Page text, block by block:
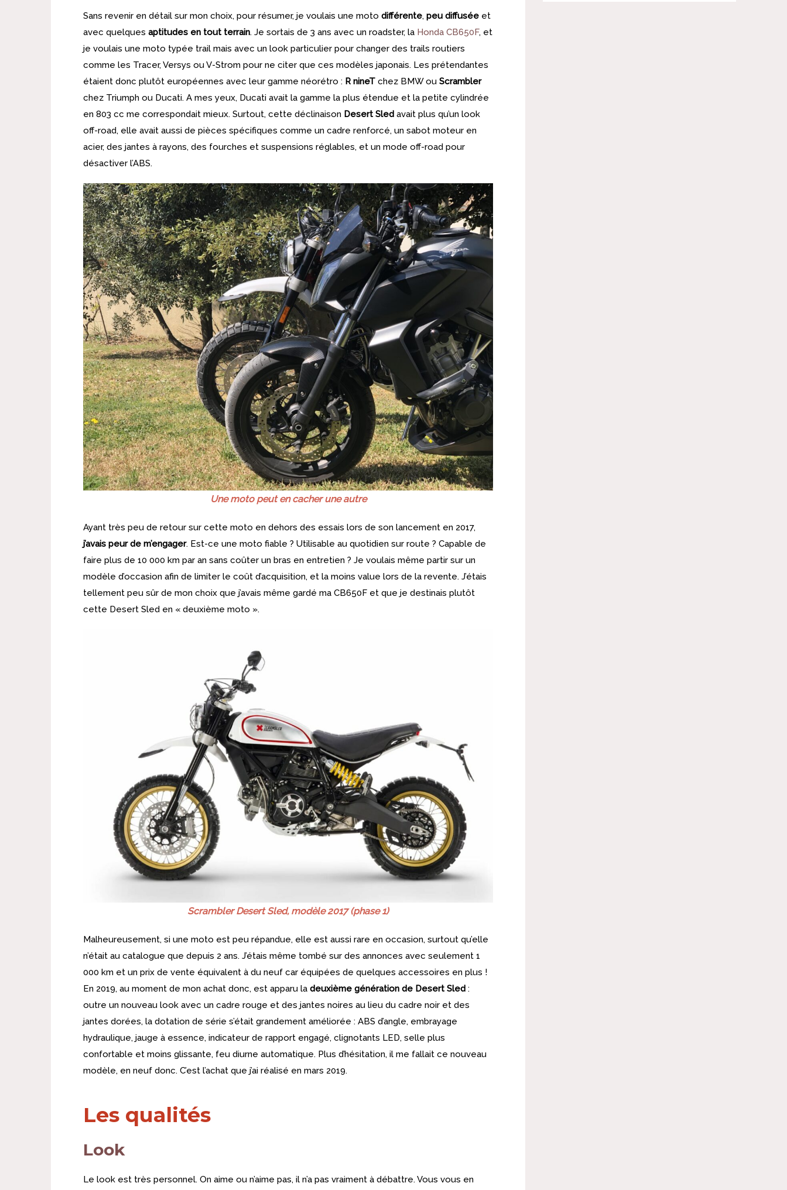
Sans revenir en détail sur mon choix, pour résumer, je voulais une moto différente, peu diffusée et
avec quelques aptitudes en tout terrain. Je sortais de 3 ans avec un roadster, la Honda CB650F, et
je voulais une moto typée trail mais avec un look particulier pour changer des trails routiers
comme les Tracer, Versys ou V-Strom pour ne citer que ces modèles japonais. Les prétendantes
étaient donc plutôt européennes avec leur gamme néorétro : R nineT chez BMW ou Scrambler
chez Triumph ou Ducati. A mes yeux, Ducati avait la gamme la plus étendue et la petite cylindrée
en 803 cc me correspondait mieux. Surtout, cette déclinaison Desert Sled avait plus qu’un look
off-road, elle avait aussi de pièces spécifiques comme un cadre renforcé, un sabot moteur en
acier, des jantes à rayons, des fourches et suspensions réglables, et un mode off-road pour
désactiver l’ABS.
Une moto peut en cacher une autre
Ayant très peu de retour sur cette moto en dehors des essais lors de son lancement en 2017,
j’avais peur de m’engager. Est-ce une moto fiable ? Utilisable au quotidien sur route ? Capable de
faire plus de 10 000 km par an sans coûter un bras en entretien ? Je voulais même partir sur un
modèle d’occasion afin de limiter le coût d’acquisition, et la moins value lors de la revente. J’étais
tellement peu sûr de mon choix que j’avais même gardé ma CB650F et que je destinais plutôt
cette Desert Sled en « deuxième moto ».
Scrambler Desert Sled, modèle 2017 (phase 1)
Malheureusement, si une moto est peu répandue, elle est aussi rare en occasion, surtout qu’elle
n’était au catalogue que depuis 2 ans. J’étais même tombé sur des annonces avec seulement 1
000 km et un prix de vente équivalent à du neuf car équipées de quelques accessoires en plus !
En 2019, au moment de mon achat donc, est apparu la deuxième génération de Desert Sled :
outre un nouveau look avec un cadre rouge et des jantes noires au lieu du cadre noir et des
jantes dorées, la dotation de série s’était grandement améliorée : ABS d’angle, embrayage
hydraulique, jauge à essence, indicateur de rapport engagé, clignotants LED, selle plus
confortable et moins glissante, feu diurne automatique. Plus d’hésitation, il me fallait ce nouveau
modèle, en neuf donc. C’est l’achat que j’ai réalisé en mars 2019.
Les qualités
Look
Le look est très personnel. On aime ou n’aime pas, il n’a pas vraiment à débattre. Vous vous en